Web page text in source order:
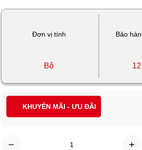
Đơn vị tính Bảo
Bộ
KHUYẾN MÃI - ƯU ĐÃI